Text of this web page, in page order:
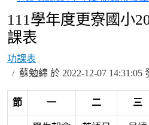
111學年度更寮國小
課表
功課表
蘇勉綿 於 2022-12-07
節 一 二 三